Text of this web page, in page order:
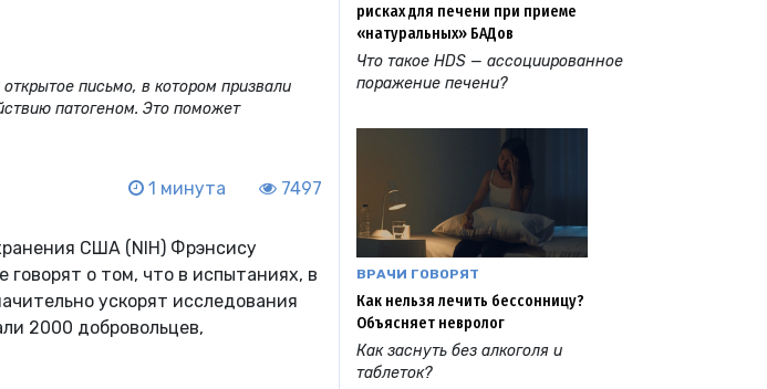
письмо, в котором призвали
патогеном. Это поможет
1 минута 7497
США (NIH) Фрэнсису
говорят о том, что в испытаниях, в
ускорят исследования
2000 добровольцев,
рисках для печени при приеме
«натуральных» БАДов
Что такое HDS — ассоциированное
поражение печени?
ВРАЧИ ГОВОРЯТ
Как нельзя лечить бессонницу?
Объясняет невролог
Как заснуть без алкоголя и
таблеток?